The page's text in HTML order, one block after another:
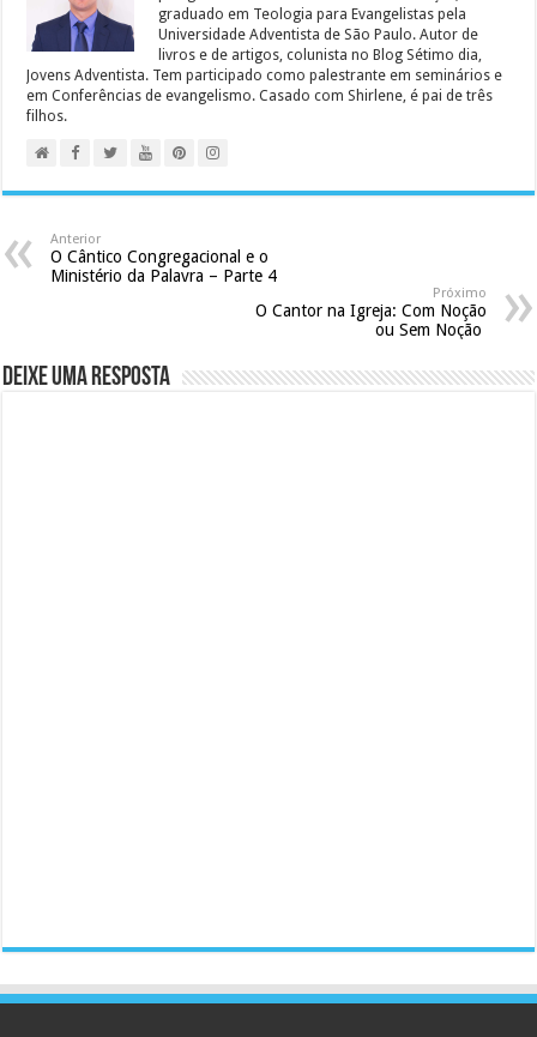
graduado em Teologia para Evangelistas pela
Universidade Adventista de São Paulo. Autor de
livros e de artigos, colunista no Blog Sétimo dia,
Jovens Adventista. Tem participado como palestrante em seminários e
em Conferências de evangelismo. Casado com Shirlene, é pai de três
filhos.
Anterior
O Cântico Congregacional e o
Ministério da Palavra – Parte 4
Próximo
O Cantor na Igreja: Com Noção
ou Sem Noção
Deixe uma resposta